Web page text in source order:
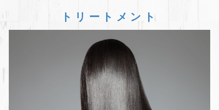
トリートメント